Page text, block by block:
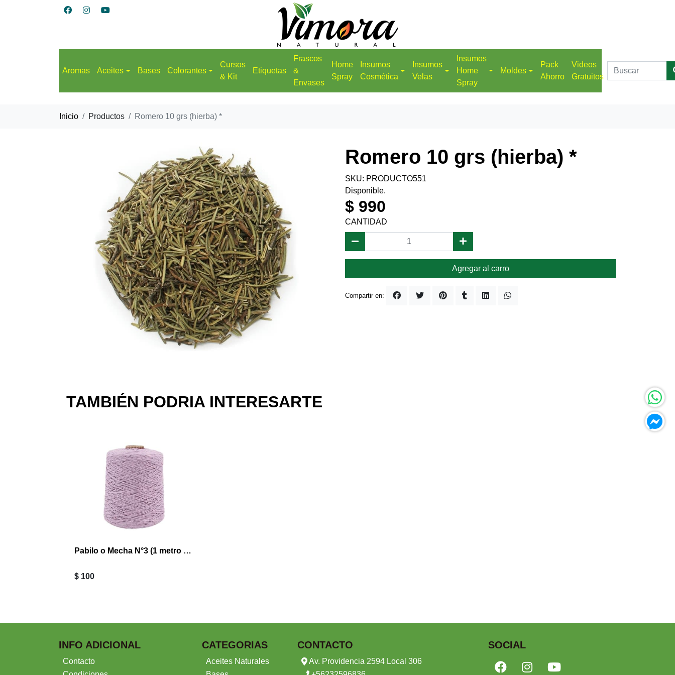
Aromas Aceites Bases Colorantes
Cursos
& Kit
Etiquetas
Frascos
&
Envases
Home
Spray
Insumos
Cosmética
Insumos
Velas
Insumos
Home
Spray
Moldes
Pack
Ahorro
Videos
Gratuitos
Inicio Productos Romero 10 grs (hierba) *
Romero 10 grs (hierba) *
SKU: PRODUCTO551
Disponible.
$ 990
CANTIDAD
Agregar al carro
Compartir en:
TAMBIÉN PODRIA INTERESARTE
Pabilo o Mecha N°3 (1 metro COLORES)
$ 100
INFO ADICIONAL
Contacto
CATEGORIAS
Aceites Naturales
CONTACTO
Av. Providencia 2594 Local 306
SOCIAL